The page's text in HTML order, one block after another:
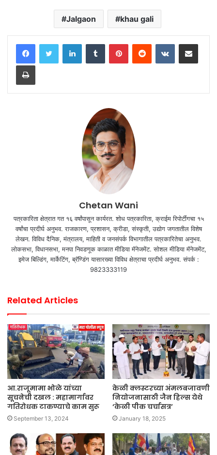
Jalgaon khau gali
LinkedInTumblr PinterestReddit VKontakteShare via Email
Print
Chetan Wani
पत्रकारिता क्षेत्रात गत १६ वर्षांपासून कार्यरत. शोध पत्रकारिता, क्राईम रिपोर्टींगचा १५
वर्षांचा प्रदीर्घ अनुभव. राजकारण, प्रशासन, क्रीडा, संस्कृती, उद्योग जगतातील विशेष
लेखन. विविध दैनिक, मंत्रालय, माहिती व जनसंपर्क विभागातील पत्रकारितेचा अनुभव.
लोकसभा, विधानसभा, मनपा निवडणूक काळात मीडिया मॅनेजमेंट. सोशल मीडिया मॅनेजमेंट,
इमेज बिल्डिंग, मार्केटिंग, ब्रॅण्डिंग यासारख्या विविध क्षेत्राचा प्रदीर्घ अनुभव. संपर्क :
9823333119
Related Articles
आ.राजूमामा भोळे यांच्या
सूचनेची दखल : महामार्गावर
गतिरोधक टाकण्याचे काम सुरू
September 13, 2024
केळी क्लस्टरच्या अंमलबजावणी
नियोजनासाठी जैन हिल्स येथे
‘केळी पीक चर्चासत्र’
January 18, 2025